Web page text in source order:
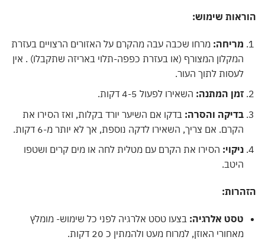
הוראות שימוש:
מריחה: מרחו שכבה עבה מהקרם על האזורים הרצויים בעזרת
המקלון המצורף (או בעזרת כפפה-תלוי באריזה שתקבלו) . אין
לעסות לתוך העור.
זמן המתנה: השאירו לפעול 4-5 דקות.
בדיקה והסרה: בדקו אם השיער יורד בקלות, ואז הסירו את
הקרם. אם צריך, השאירו לדקה נוספת, אך לא יותר מ-6 דקות.
ניקוי: הסירו את הקרם עם מטלית לחה או מים קרים ושטפו
היטב.
הזהרות:
טסט אלרגיה: בצעו טסט אלרגיה לפני כל שימוש- מומלץ
מאחורי האוזן, למרוח מעט ולהמתין כ 20 דקות.